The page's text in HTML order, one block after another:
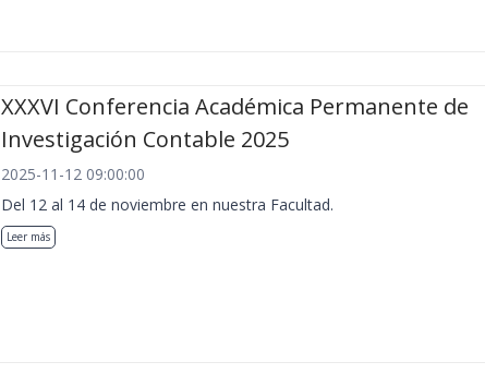
XXXVI Conferencia Académica Permanente de
Investigación Contable 2025
2025-11-12 09:00:00
Del 12 al 14 de noviembre en nuestra Facultad.
Leer más